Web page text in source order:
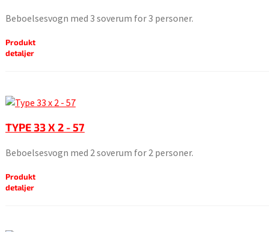
Beboelsesvogn med 3 soverum for 3 personer.
Produkt
detaljer
TYPE 33 X 2 - 57
Beboelsesvogn med 2 soverum for 2 personer.
Produkt
detaljer